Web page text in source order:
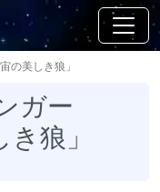
の美しき狼」
ガー
狼」